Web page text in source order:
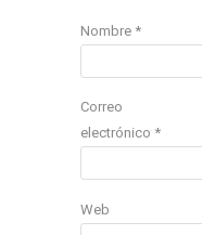
Nombre *
Correo
electrónico *
Web